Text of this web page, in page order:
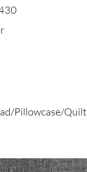
Pillowcase/Quilt